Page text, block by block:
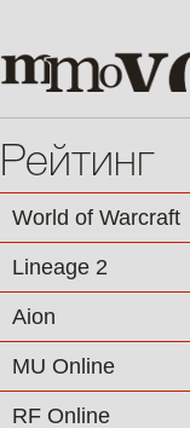
Рейтинг
World of Warcraft
Lineage 2
Aion
MU Online
RF Online